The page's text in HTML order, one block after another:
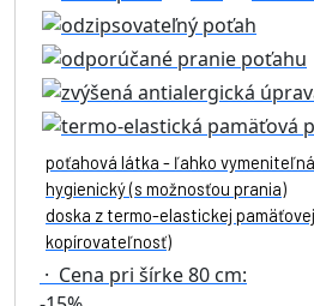
poťahová látka - ľahko
hygienický (s možnosťou prania)
doska z termo-elastickej
kopírovateľnosť)
· Cena pri šírke 80 cm: